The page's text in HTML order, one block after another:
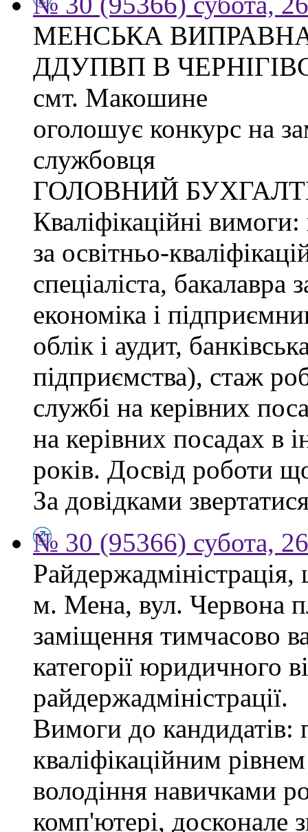
МЕНСЬКА
ДДУПВП В
смт. Макошине
оголошує конкурс на
службовця
ГОЛОВНИЙ
Кваліфікаційні
за освітньо-
спеціаліста,
економіка і
облік і аудит,
підприємства), стаж
службі на керівних
на керівних посадах в
років. Досвід роботи
За довідками
№ 30 (95366) субота,
м. Мена, вул. Червона
заміщення тимчасово
категорії юридичного
райдержадміністрації.
Вимоги до кандидатів:
кваліфікаційним
володіння навичками
комп'ютері, досконале